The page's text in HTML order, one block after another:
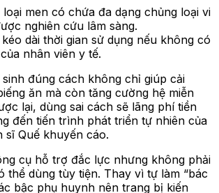
loại men có chứa đa dạng chủng loại vi
nghiên cứu lâm sàng.
dài thời gian sử dụng nếu không có
nhân viên y tế.
sinh đúng cách không chỉ giúp cải
ăn mà còn tăng cường hệ miễn
lại, dùng sai cách sẽ lãng phí tiền
đến tiến trình phát triển tự nhiên của
sĩ Quế khuyến cáo.
cụ hỗ trợ đắc lực nhưng không phải
thể dùng tùy tiện. Thay vì tự làm “bác
bậc phụ huynh nên trang bị kiến